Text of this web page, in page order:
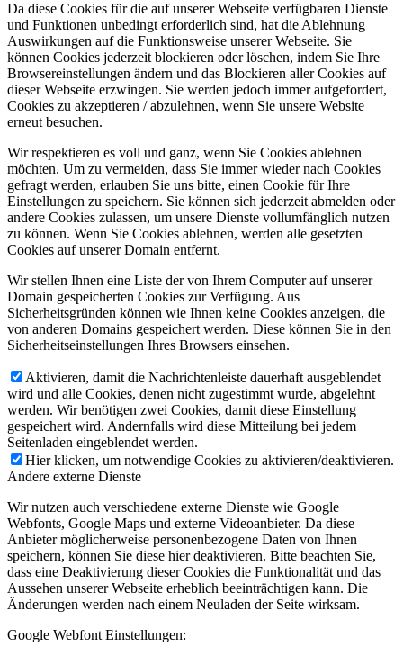
Da diese Cookies für die auf unserer Webseite verfügbaren Dienste
und Funktionen unbedingt erforderlich sind, hat die Ablehnung
Auswirkungen auf die Funktionsweise unserer Webseite. Sie
können Cookies jederzeit blockieren oder löschen, indem Sie Ihre
Browsereinstellungen ändern und das Blockieren aller Cookies auf
dieser Webseite erzwingen. Sie werden jedoch immer aufgefordert,
Cookies zu akzeptieren / abzulehnen, wenn Sie unsere Website
erneut besuchen.
Wir respektieren es voll und ganz, wenn Sie Cookies ablehnen
möchten. Um zu vermeiden, dass Sie immer wieder nach Cookies
gefragt werden, erlauben Sie uns bitte, einen Cookie für Ihre
Einstellungen zu speichern. Sie können sich jederzeit abmelden oder
andere Cookies zulassen, um unsere Dienste vollumfänglich nutzen
zu können. Wenn Sie Cookies ablehnen, werden alle gesetzten
Cookies auf unserer Domain entfernt.
Wir stellen Ihnen eine Liste der von Ihrem Computer auf unserer
Domain gespeicherten Cookies zur Verfügung. Aus
Sicherheitsgründen können wie Ihnen keine Cookies anzeigen, die
von anderen Domains gespeichert werden. Diese können Sie in den
Sicherheitseinstellungen Ihres Browsers einsehen.
Aktivieren, damit die Nachrichtenleiste dauerhaft ausgeblendet
wird und alle Cookies, denen nicht zugestimmt wurde, abgelehnt
werden. Wir benötigen zwei Cookies, damit diese Einstellung
gespeichert wird. Andernfalls wird diese Mitteilung bei jedem
Seitenladen eingeblendet werden.
Hier klicken, um notwendige Cookies zu aktivieren/deaktivieren.
Andere externe Dienste
Wir nutzen auch verschiedene externe Dienste wie Google
Webfonts, Google Maps und externe Videoanbieter. Da diese
Anbieter möglicherweise personenbezogene Daten von Ihnen
speichern, können Sie diese hier deaktivieren. Bitte beachten Sie,
dass eine Deaktivierung dieser Cookies die Funktionalität und das
Aussehen unserer Webseite erheblich beeinträchtigen kann. Die
Änderungen werden nach einem Neuladen der Seite wirksam.
Google Webfont Einstellungen: